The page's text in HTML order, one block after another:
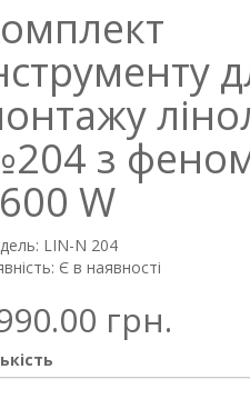
з
W
LIN-N 204
Є в наявності
грн.